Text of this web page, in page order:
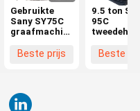
Gebruikte
Sany SY75C
graafmachine
New Style SY
Beste prijs
9.5 ton
95C
Yanmar
Beste